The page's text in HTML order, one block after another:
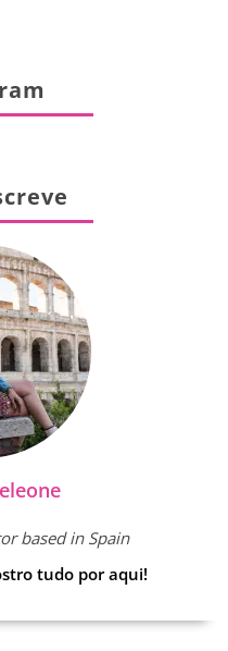
based in Spain
tudo por aqui!